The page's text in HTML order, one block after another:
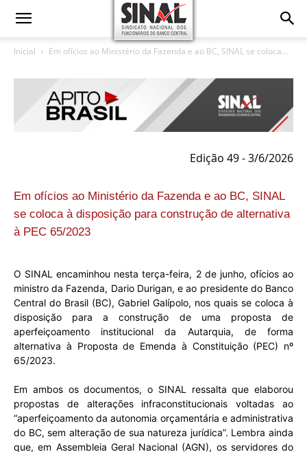
Inicial Em ofícios ao Ministério da Fazenda e ao BC, SINAL se coloca...
Edição 49 - 3/6/2026
Em ofícios ao Ministério da Fazenda e ao BC, SINAL
se coloca à disposição para construção de alternativa
à PEC 65/2023
O SINAL encaminhou nesta terça-feira, 2 de junho, ofícios ao
ministro da Fazenda, Dario Durigan, e ao presidente do Banco
Central do Brasil (BC), Gabriel Galípolo, nos quais se coloca à
disposição para a construção de uma proposta de
aperfeiçoamento institucional da Autarquia, de forma
alternativa à Proposta de Emenda à Constituição (PEC) nº
65/2023.
Em ambos os documentos, o SINAL ressalta que elaborou
propostas de alterações infraconstitucionais voltadas ao
“aperfeiçoamento da autonomia orçamentária e administrativa
do BC, sem alteração de sua natureza jurídica”. Lembra ainda
que, em Assembleia Geral Nacional (AGN), os servidores do